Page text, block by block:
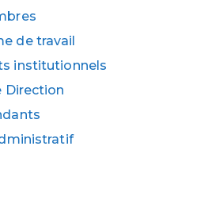
de travail
institutionnels
Direction